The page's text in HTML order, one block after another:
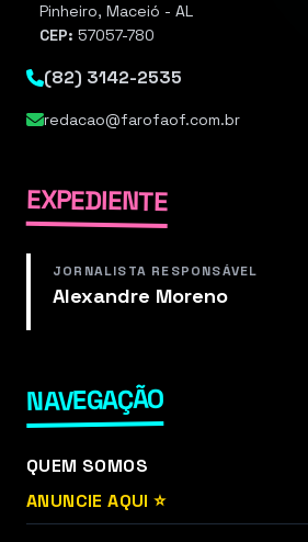
Pinheiro, Maceió - AL
CEP: 57057-780
(82) 3142-2535
redacao@farofaof.com.br
EXPEDIENTE
JORNALISTA RESPONSÁVEL
Alexandre Moreno
NAVEGAÇÃO
QUEM SOMOS
ANUNCIE AQUI ⭐